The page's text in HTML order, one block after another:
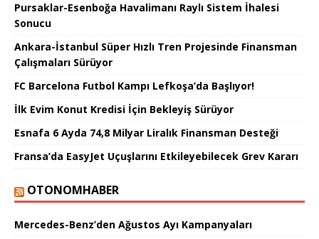
Pursaklar-Esenboğa Havalimanı Raylı Sistem İhalesi
Sonucu
Ankara-İstanbul Süper Hızlı Tren Projesinde Finansman
Çalışmaları Sürüyor
FC Barcelona Futbol Kampı Lefkoşa’da Başlıyor!
İlk Evim Konut Kredisi İçin Bekleyiş Sürüyor
Esnafa 6 Ayda 74,8 Milyar Liralık Finansman Desteği
Fransa’da EasyJet Uçuşlarını Etkileyebilecek Grev Kararı
OTONOMHABER
Mercedes-Benz’den Ağustos Ayı Kampanyaları